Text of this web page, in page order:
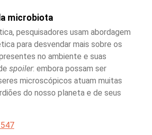
microbiota
pesquisadores usam abordagem
para desvendar mais sobre os
no ambiente e suas
spoiler: embora possam ser
microscópicos atuam muitas
do nosso planeta e de seus